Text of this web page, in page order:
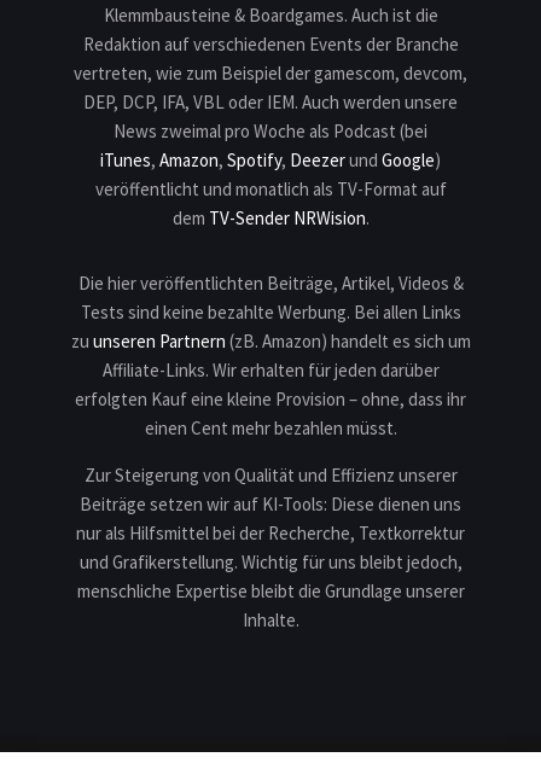
Klemmbausteine & Boardgames. Auch ist die
Redaktion auf verschiedenen Events der Branche
vertreten, wie zum Beispiel der gamescom, devcom,
DEP, DCP, IFA, VBL oder IEM. Auch werden unsere
News zweimal pro Woche als Podcast (bei
iTunes, Amazon, Spotify, Deezerund Google)
veröffentlicht und monatlich als TV-Format auf
dem TV-Sender NRWision.
Die hier veröffentlichten Beiträge, Artikel, Videos &
Tests sind keine bezahlte Werbung. Bei allen Links
zu unseren Partnern (zB. Amazon) handelt es sich um
Affiliate-Links. Wir erhalten für jeden darüber
erfolgten Kauf eine kleine Provision – ohne, dass ihr
einen Cent mehr bezahlen müsst.
Zur Steigerung von Qualität und Effizienz unserer
Beiträge setzen wir auf KI-Tools: Diese dienen uns
nur als Hilfsmittel bei der Recherche, Textkorrektur
und Grafikerstellung. Wichtig für uns bleibt jedoch,
menschliche Expertise bleibt die Grundlage unserer
Inhalte.